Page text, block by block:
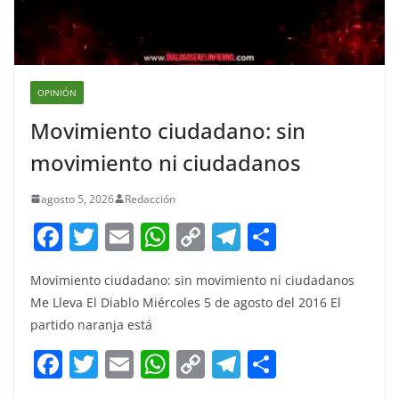
OPINIÓN
Movimiento ciudadano: sin
movimiento ni ciudadanos
agosto 5, 2026 Redacción
F
c
e
b
o
T
itt
er
E
ai
l
W
at
A
p
C
p
Li
n
T
e
gr
a
m
ar
Movimiento ciudadano: sin movimiento ni ciudadanos
Me Lleva El Diablo Miércoles 5 de agosto del 2016 El
partido naranja está
F T E W C T